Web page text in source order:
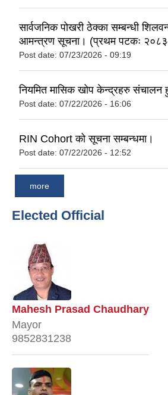
सार्वजनिक पोखरी ठेक्का सम्बन्धी
आमन्त्रण सूचना। (प्रथम पटकः
Post date: 07/23/2026 - 09:19
नियमित मासिक खोप केन्द्रहरु संचालन
Post date: 07/22/2026 - 16:06
RIN Cohort को सूचना सम्बन्धमा।
Post date: 07/22/2026 - 12:52
more
Elected Official
Mahesh Prasad Chaudhary
Mayor
9852831238